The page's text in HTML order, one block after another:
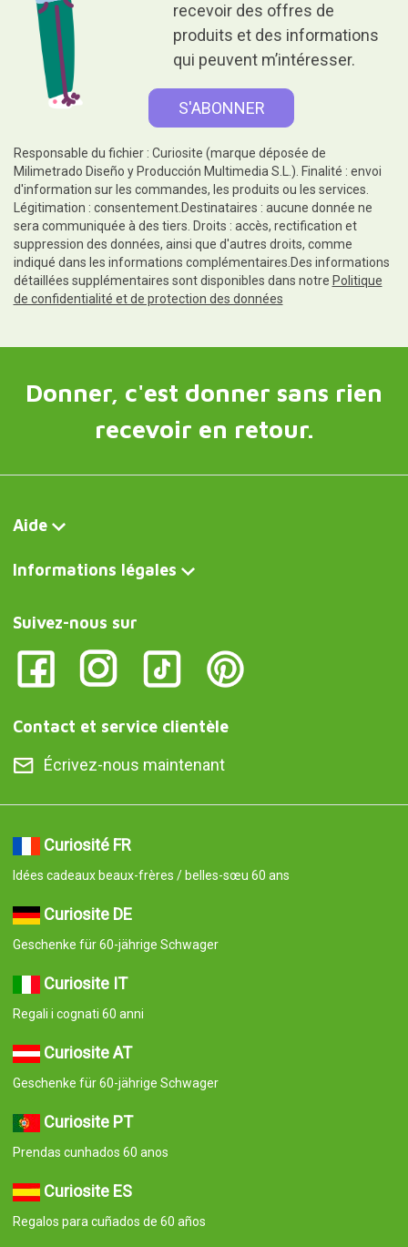
recevoir des offres de
produits et des informations
qui peuvent m’intéresser.
Responsable du fichier : Curiosite (marque déposée de
Milimetrado Diseño y Producción Multimedia S.L.). Finalité : envoi
d'information sur les commandes, les produits ou les services.
Légitimation : consentement.Destinataires : aucune donnée ne
sera communiquée à des tiers. Droits : accès, rectification et
suppression des données, ainsi que d'autres droits, comme
indiqué dans les informations complémentaires.Des informations
détaillées supplémentaires sont disponibles dans notre Politique
de confidentialité et de protection des données
Donner, c'est donner sans rien
recevoir en retour.
Aide
Informations légales
Suivez-nous sur
Contact et service clientèle
Écrivez-nous maintenant
Curiosité FR
Idées cadeaux beaux-frères / belles-sœu 60 ans
Curiosite DE
Geschenke für 60-jährige Schwager
Curiosite IT
Regali i cognati 60 anni
Curiosite AT
Geschenke für 60-jährige Schwager
Curiosite PT
Prendas cunhados 60 anos
Curiosite ES
Regalos para cuñados de 60 años